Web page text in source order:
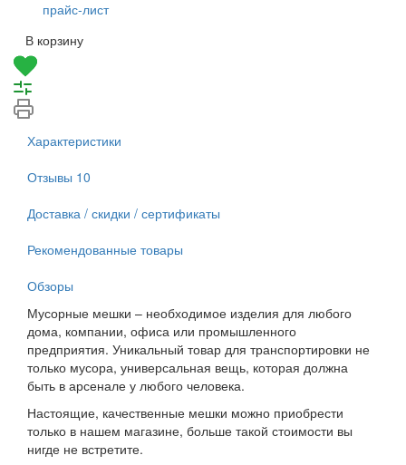
прайс-лист
В корзину
Характеристики
Отзывы 10
Доставка / скидки / сертификаты
Рекомендованные товары
Обзоры
Мусорные мешки – необходимое изделия для любого
дома, компании, офиса или промышленного
предприятия. Уникальный товар для транспортировки не
только мусора, универсальная вещь, которая должна
быть в арсенале у любого человека.
Настоящие, качественные мешки можно приобрести
только в нашем магазине, больше такой стоимости вы
нигде не встретите.